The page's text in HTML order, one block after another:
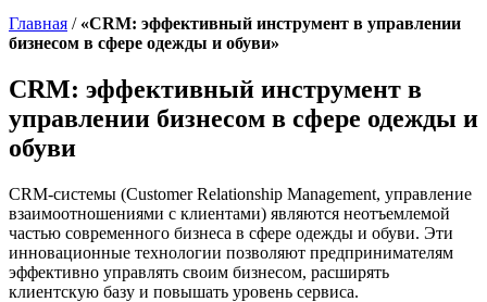
Главная / «CRM: эффективный инструмент в управлении
бизнесом в сфере одежды и обуви»
CRM: эффективный инструмент в
управлении бизнесом в сфере одежды и
обуви
CRM-системы (Customer Relationship Management, управление
взаимоотношениями с клиентами) являются неотъемлемой
частью современного бизнеса в сфере одежды и обуви. Эти
инновационные технологии позволяют предпринимателям
эффективно управлять своим бизнесом, расширять
клиентскую базу и повышать уровень сервиса.